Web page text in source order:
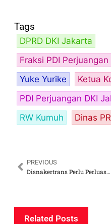
Tags
DPRD DKI Jakarta
Fraksi PDI
Yuke Yurike
Ketua
PDI Perjuangan DKI
RW Kumuh
Dinas
PREVIOUS
Disnakertrans Perlu Perluasan Pengawasan Ketenagakerjaan
Related Posts